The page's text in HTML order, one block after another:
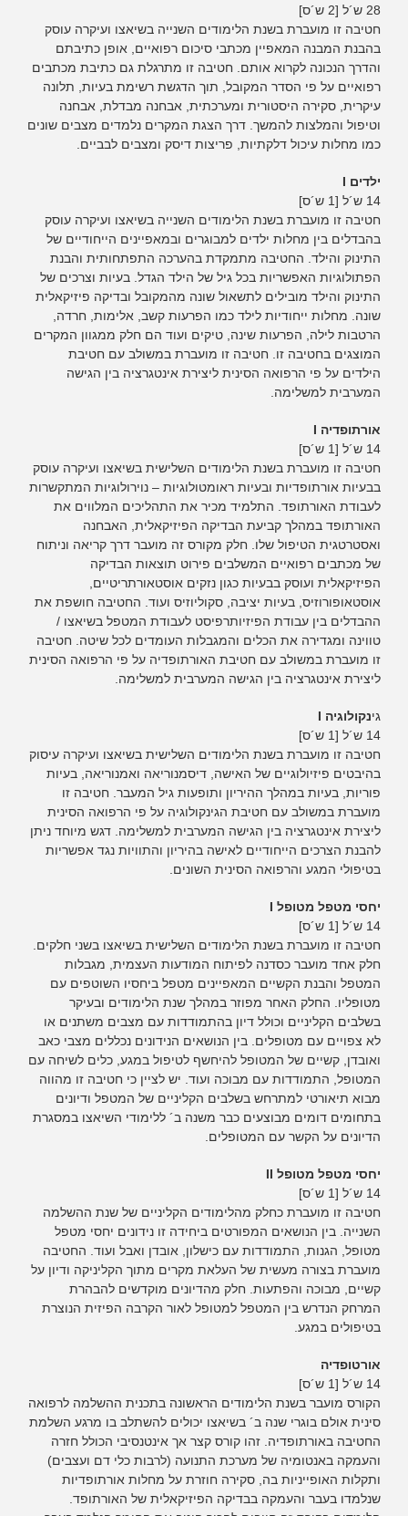
28 ש´ל [2 ש´ס]
חטיבה זו מועברת בשנת הלימודים השנייה בשיאצו ועיקרה עוסק
בהבנת המבנה המאפיין מכתבי סיכום רפואיים, אופן כתיבתם
והדרך הנכונה לקרוא אותם. חטיבה זו מתרגלת גם כתיבת מכתבים
רפואיים על פי הסדר המקובל, תוך הדגשת רשימת בעיות, תלונה
עיקרית, סקירה היסטורית ומערכתית, אבחנה מבדלת, אבחנה
וטיפול והמלצות להמשך. דרך הצגת המקרים נלמדים מצבים שונים
כמו מחלות עיכול דלקתיות, פריצות דיסק ומצבים לבביים.
ילדים I
14 ש´ל [1 ש´ס]
חטיבה זו מועברת בשנת הלימודים השנייה בשיאצו ועיקרה עוסק
בהבדלים בין מחלות ילדים למבוגרים ובמאפיינים הייחודיים של
התינוק והילד. החטיבה מתמקדת בהערכה התפתחותית והבנת
הפתולוגיות האפשריות בכל גיל של הילד הגדל. בעיות וצרכים של
התינוק והילד מובילים לתשאול שונה מהמקובל ובדיקה פיזיקאלית
שונה. מחלות ייחודיות לילד כמו הפרעות קשב, אלימות, חרדה,
הרטבות לילה, הפרעות שינה, טיקים ועוד הם חלק ממגוון המקרים
המוצגים בחטיבה זו. חטיבה זו מועברת במשולב עם חטיבת
הילדים על פי הרפואה הסינית ליצירת אינטגרציה בין הגישה
המערבית למשלימה.
אורתופדיה I
14 ש´ל [1 ש´ס]
חטיבה זו מועברת בשנת הלימודים השלישית בשיאצו ועיקרה עוסק
בבעיות אורתופדיות ובעיות ראומטולוגיות – נוירולוגיות המתקשרות
לעבודת האורתופד. התלמיד מכיר את התהליכים המלווים את
האורתופד במהלך קביעת הבדיקה הפיזיקאלית, האבחנה
ואסטרטגית הטיפול שלו. חלק מקורס זה מועבר דרך קריאה וניתוח
של מכתבים רפואיים המשלבים פירוט תוצאות הבדיקה
הפיזיקאלית ועוסק בבעיות כגון נזקים אוסטאורתריטיים,
אוסטאופורוזיס, בעיות יציבה, סקוליוזיס ועוד. החטיבה חושפת את
ההבדלים בין עבודת הפיזיותרפיסט לעבודת המטפל בשיאצו /
טווינה ומגדירה את הכלים והמגבלות העומדים לכל שיטה. חטיבה
זו מועברת במשולב עם חטיבת האורתופדיה על פי הרפואה הסינית
ליצירת אינטגרציה בין הגישה המערבית למשלימה.
גינקולוגיה I
14 ש´ל [1 ש´ס]
חטיבה זו מועברת בשנת הלימודים השלישית בשיאצו ועיקרה עיסוק
בהיבטים פיזיולוגיים של האישה, דיסמנוריאה ואמנוריאה, בעיות
פוריות, בעיות במהלך ההיריון ותופעות גיל המעבר. חטיבה זו
מועברת במשולב עם חטיבת הגינקולוגיה על פי הרפואה הסינית
ליצירת אינטגרציה בין הגישה המערבית למשלימה. דגש מיוחד ניתן
להבנת הצרכים הייחודיים לאישה בהיריון והתוויות נגד אפשריות
בטיפולי המגע והרפואה הסינית השונים.
יחסי מטפל מטופל I
14 ש´ל [1 ש´ס]
חטיבה זו מועברת בשנת הלימודים השלישית בשיאצו בשני חלקים.
חלק אחד מועבר כסדנה לפיתוח המודעות העצמית, מגבלות
המטפל והבנת הקשיים המאפיינים מטפל ביחסיו השוטפים עם
מטופליו. החלק האחר מפוזר במהלך שנת הלימודים ובעיקר
בשלבים הקליניים וכולל דיון בהתמודדות עם מצבים משתנים או
לא צפויים עם מטופלים. בין הנושאים הנידונים נכללים מצבי כאב
ואובדן, קשיים של המטופל להיחשף לטיפול במגע, כלים לשיחה עם
המטופל, התמודדות עם מבוכה ועוד. יש לציין כי חטיבה זו מהווה
מבוא תיאורטי למתרחש בשלבים הקליניים של המטפל ודיונים
בתחומים דומים מבוצעים כבר משנה ב´ ללימודי השיאצו במסגרת
הדיונים על הקשר עם המטופלים.
יחסי מטפל מטופל II
14 ש´ל [1 ש´ס]
חטיבה זו מועברת כחלק מהלימודים הקליניים של שנת ההשלמה
השנייה. בין הנושאים המפורטים ביחידה זו נידונים יחסי מטפל
מטופל, הגנות, התמודדות עם כישלון, אובדן ואבל ועוד. החטיבה
מועברת בצורה מעשית של העלאת מקרים מתוך הקליניקה ודיון על
קשיים, מבוכה והפתעות. חלק מהדיונים מוקדשים להבהרת
המרחק הנדרש בין המטפל למטופל לאור הקרבה הפיזית הנוצרת
בטיפולים במגע.
אורטופדיה
14 ש´ל [1 ש´ס]
הקורס מועבר בשנת הלימודים הראשונה בתכנית ההשלמה לרפואה
סינית אולם בוגרי שנה ב´ בשיאצו יכולים להשתלב בו מרגע השלמת
החטיבה באורתופדיה. זהו קורס קצר אך אינטנסיבי הכולל חזרה
והעמקה באנטומיה של מערכת התנועה (לרבות כלי דם ועצבים)
ותקלות האופייניות בה, סקירה חוזרת על מחלות אורתופדיות
שנלמדו בעבר והעמקה בבדיקה הפיזיקאלית של האורתופד.